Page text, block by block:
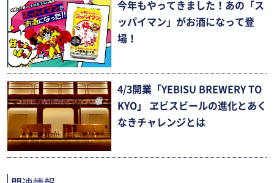
今年もやってきました！あの「ス
ッパイマン」がお酒になって登
場！
4/3開業「YEBISU BREWERY TO
KYO」 ヱビスビールの進化とあく
なきチャレンジとは